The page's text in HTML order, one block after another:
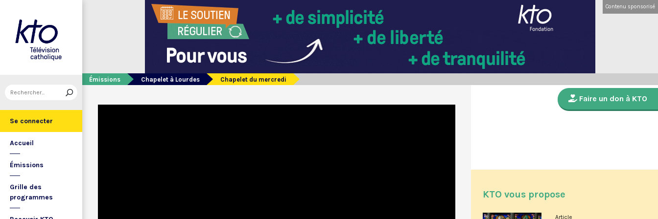
Se connecter
Accueil
Émissions
Grille des
programmes
Contenu sponsorisé
Émissions Chapelet à Lourdes Chapelet du mercredi
Faire un don à KTO
KTO vous propose
Article